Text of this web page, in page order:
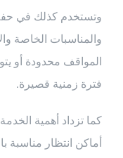
وتستخدم كذلك في
والمناسبات الخاصة
المواقف محدودة أو
فترة زمنية قصيرة.
كما تزداد أهمية
أماكن انتظار مناسبة